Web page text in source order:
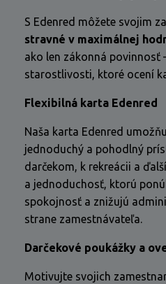
S Edenred môžete svojim
stravné v maximálnej
ako len zákonná povinnosť
starostlivosti, ktoré ocení
Flexibilná karta Edenred
Naša karta Edenred
jednoduchý a pohodlný
darčekom, k rekreácii a
a jednoduchosť, ktorú
spokojnosť a znižujú
strane zamestnávateľa.
Darčekové poukážky a
Motivujte svojich